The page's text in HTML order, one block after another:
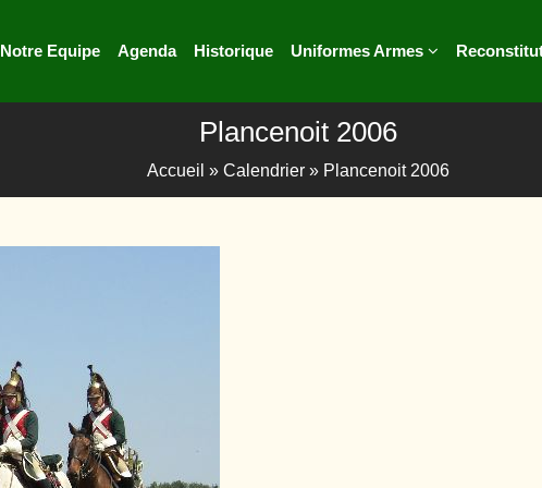
Notre Equipe Agenda Historique Uniformes Armes
Plancenoit 2006
Accueil » Calendrier » Plancenoit 2006